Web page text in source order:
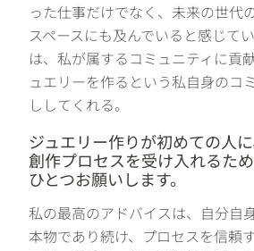
った仕事だけでなく、未来の世代
スペースにも及んでいると感じて
は、私が属するコミュニティに貢
ュエリーを作るという私自身のコ
ししてくれる。
ジュエリー作りが初めての人
創作プロセスを受け入れるた
ひとつお願いします。
私の最高のアドバイスは、自分自
本物であり続け、プロセスを信頼